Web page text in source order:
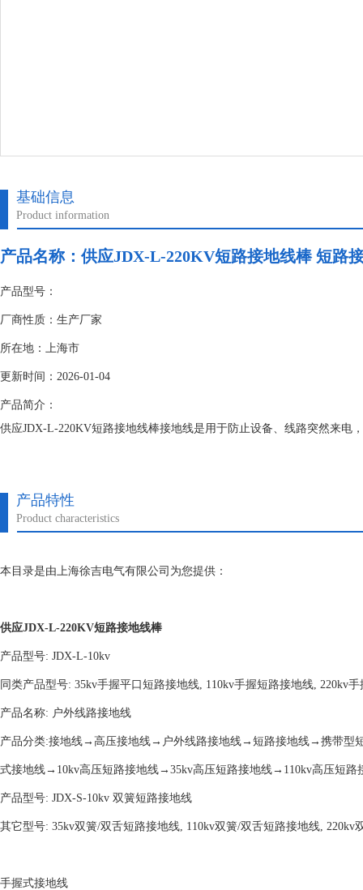
基础信息
Product information
产品名称： 供应JDX-L-220KV短路接地线棒 短路
产品型号：
厂商性质：生产厂家
所在地：上海市
更新时间：2026-01-04
产品简介：
供应JDX-L-220KV短路接地线棒接地线是用于防止设备、线路突然来电
产品特性
Product characteristics
本目录是由上海徐吉电气有限公司为您提供：
供应JDX-L-220KV短路接地线棒
产品型号: JDX-L-10kv
同类产品型号: 35kv手握平口短路接地线, 110kv手握短路接地线, 220kv
产品名称: 户外线路接地线
产品分类:接地线→高压接地线→户外线路接地线→短路接地线→携带
式接地线→10kv高压短路接地线→35kv高压短路接地线→110kv高压短路
产品型号: JDX-S-10kv 双簧短路接地线
其它型号: 35kv双簧/双舌短路接地线, 110kv双簧/双舌短路接地线,
手握式接地线